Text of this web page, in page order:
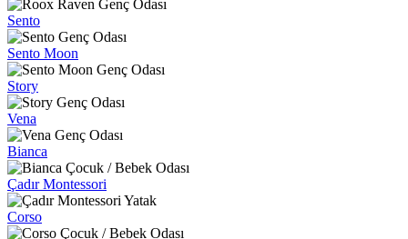
Sento
Sento Moon
Story
Vena
Bianca
Çadır Montessori
Corso